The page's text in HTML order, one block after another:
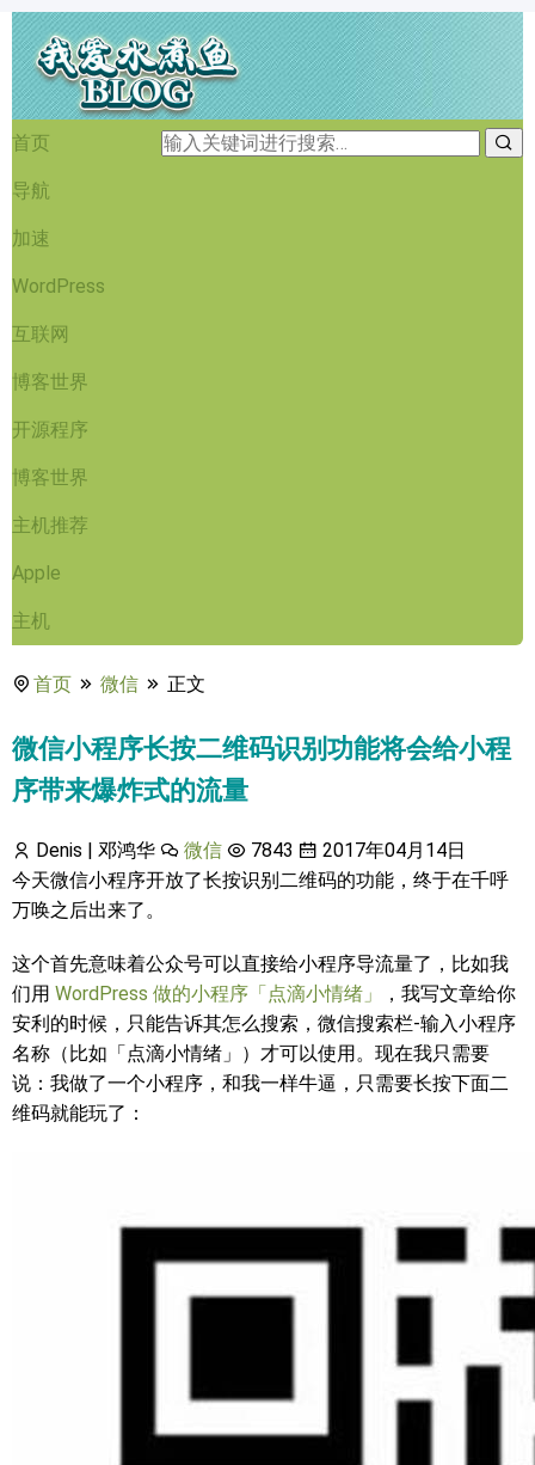
首页
导航
加速
WordPress
互联网
博客世界
开源程序
博客世界
主机推荐
Apple
主机
首页 微信 正文
微信小程序长按二维码识别功能将会给小程
序带来爆炸式的流量
Denis | 邓鸿华 微信 7843
2017年04月14日
今天微信小程序开放了长按识别二维码的功能，终于在千呼
万唤之后出来了。
这个首先意味着公众号可以直接给小程序导流量了，比如我
们用 WordPress 做的小程序「点滴小情绪」
，我写文章给你
安利的时候，只能告诉其怎么搜索，微信搜索栏-输入小程序
名称（比如「点滴小情绪」）才可以使用。现在我只需要
说：我做了一个小程序，和我一样牛逼，只需要长按下面二
维码就能玩了：